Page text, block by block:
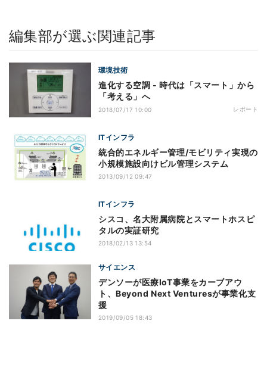
編集部が選ぶ関連記事
環境技術
進化する空調 - 時代は「スマート」から
「考える」へ
2018/07/17 10:00 レポート
ITインフラ
統合的エネルギー管理/モビリティ実現の
小規模施設向けビル管理システム
2013/09/12 09:47
ITインフラ
シスコ、名大附属病院とスマートホスピ
タルの実証研究
2018/02/13 13:54
サイエンス
デンソーが医療IoT事業をカーブアウ
ト、Beyond Next Venturesが事業化支
援
2019/09/05 18:43